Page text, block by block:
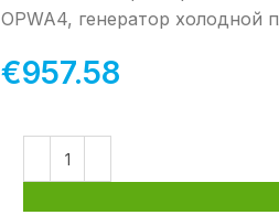
OPWA4, генератор холодной
€957.58